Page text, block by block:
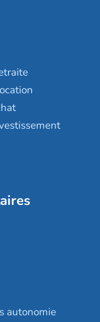
autonomie